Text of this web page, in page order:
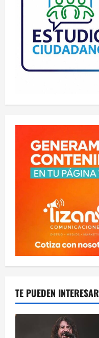
TE PUEDEN INTERESAR